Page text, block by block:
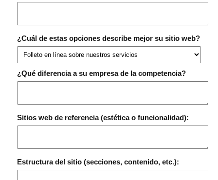
¿Cuál de estas opciones describe mejor su sitio web?
¿Qué diferencia a su empresa de la competencia?
Sitios web de referencia (estética o funcionalidad):
Estructura del sitio (secciones, contenido, etc.):